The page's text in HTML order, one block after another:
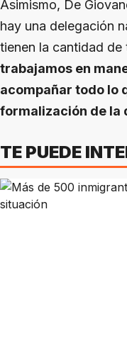
Asimismo, De
hay una delegación
tienen la cantidad de
trabajamos en
acompañar todo lo
formalización de la
TE PUEDE